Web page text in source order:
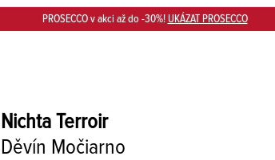
PROSECCO v akci až do -30%! UKÁZAT PROSECCO
Nichta Terroir
Děvín Močiarno